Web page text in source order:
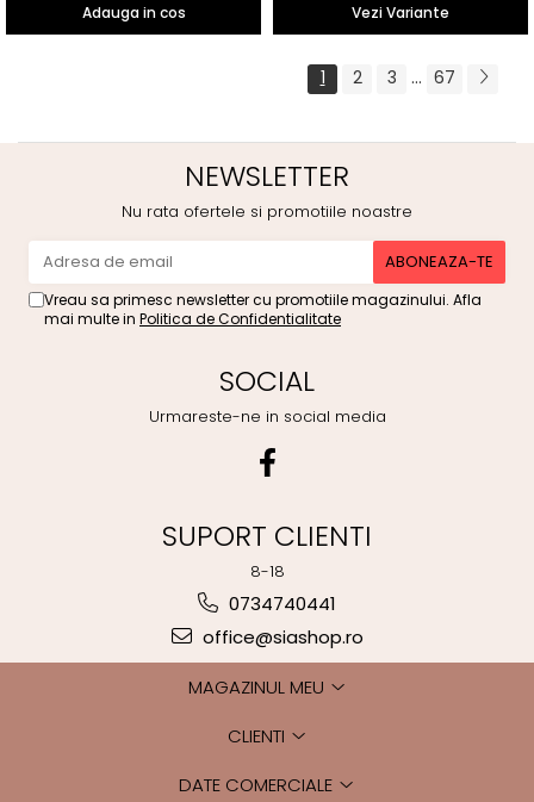
Adauga in cos Vezi Variante
1 2 3 ... 67
NEWSLETTER
Nu rata ofertele si promotiile noastre
Vreau sa primesc newsletter cu promotiile magazinului. Afla
mai multe in Politica de Confidentialitate
SOCIAL
Urmareste-ne in social media
SUPORT CLIENTI
8-18
0734740441
office@siashop.ro
MAGAZINUL MEU
CLIENTI
DATE COMERCIALE